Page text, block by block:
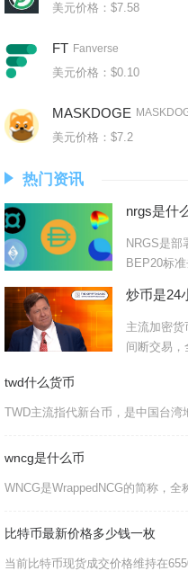
美元价格：$7.58
FT Fanverse
美元价格：$0.10
MASKDOGE
美元价格：$7.2
热门资讯
nrgs是什
NRGS是部
BEP20标
炒币是24
主流加密货
间断交易，
twd什么货币
wncg是什么币
比特币最新价格多少钱一枚